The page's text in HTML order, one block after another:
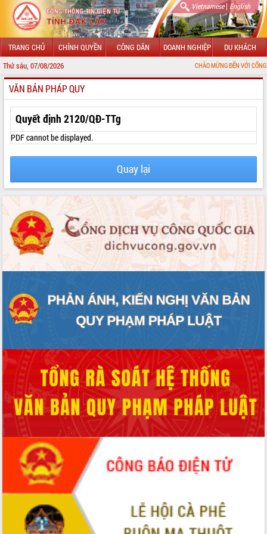
Vietnamese| English
TRANG CHỦ CHÍNH QUYỀN CÔNG DÂN DOANH NGHIỆP DU KHÁCH
Thứ sáu, 07/08/2026 CHÀO MỪNG ĐẾN VỚI CỔNG THÔNG
GIỚI THIỆU
LÃNH ĐẠO UBND TỈNH
TIN TỨC SỰ KIỆN
UBND CÁC XÃ, PHƯỜNG
THÔNG TIN CHỈ ĐẠO ĐIỀU HÀNH
HỆ THỐNG VĂN BẢN
VĂN BẢN HĐND TỈNH
QUY HOẠCH - KẾ HOẠCH
VĂN BẢN PHÁP QUY
Quyết định 2120/QĐ-TTg
PDF cannot be displayed.
Quay lại